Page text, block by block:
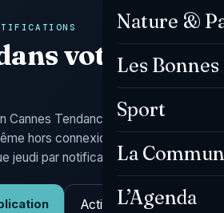
Nature &
Les
Sport
La
L’Agenda
votre
Cannes Tendances : l'actu de la
hors connexion, et l'Agenda
jeudi par notification.
Activer les alertes